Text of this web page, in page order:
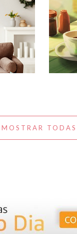
MOSTRAR